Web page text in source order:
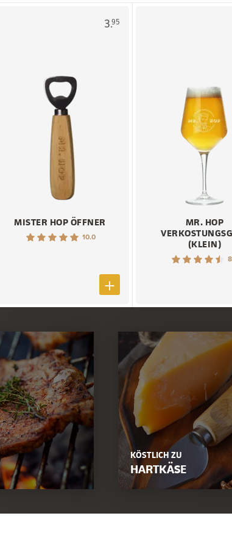
3.95
MISTER HOP ÖFFNER
10.0
MR. HOP
(KLEIN)
KÖSTLICH ZU
HARTKÄSE